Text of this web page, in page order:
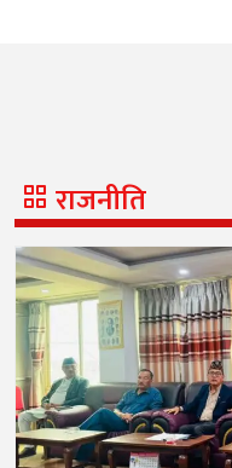
राजनीति